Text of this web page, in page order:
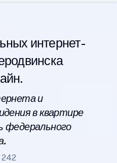
интернет-
и
в квартире
федерального
242